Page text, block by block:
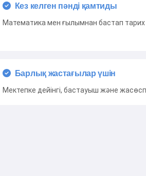
Кез келген пәнді қамтиды
Математика мен ғылымнан бастап тарих
Барлық жастағылар үшін
Мектепке дейінгі, бастауыш және